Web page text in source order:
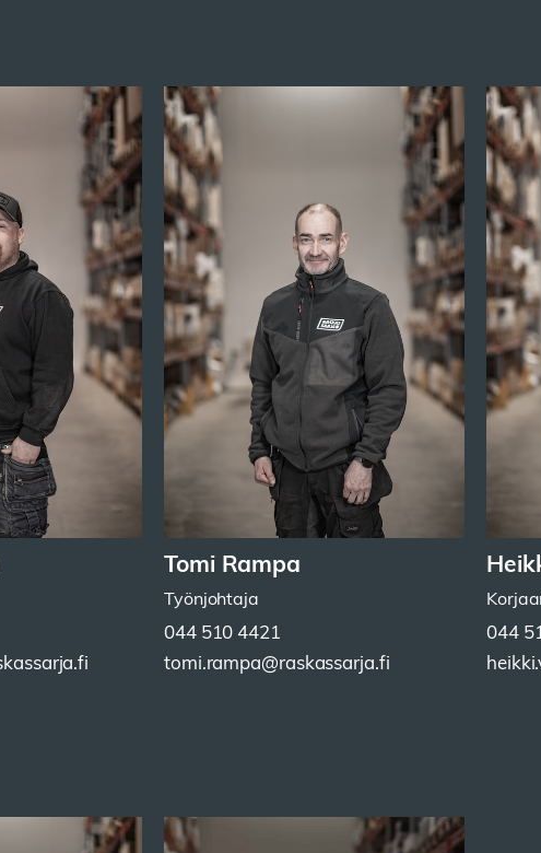
Tomi Rampa
Työnjohtaja
044 510 4421
tomi.rampa@raskassarja.fi
044